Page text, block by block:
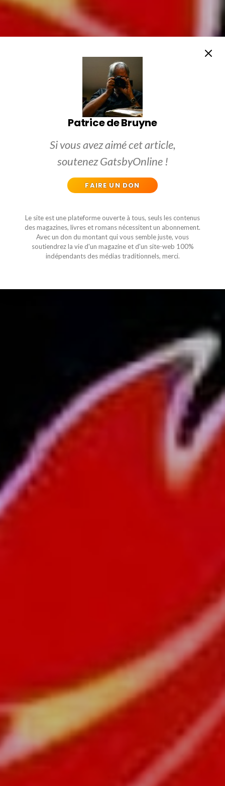
Patrice de Bruyne
Si vous avez aimé cet article,
soutenez GatsbyOnline !
FAIRE UN DON
Le site est une plateforme ouverte à tous, seuls les contenus
des magazines, livres et romans nécessitent un abonnement.
Avec un don du montant qui vous semble juste, vous
soutiendrez la vie d'un magazine et d'un site-web 100%
indépendants des médias traditionnels, merci.